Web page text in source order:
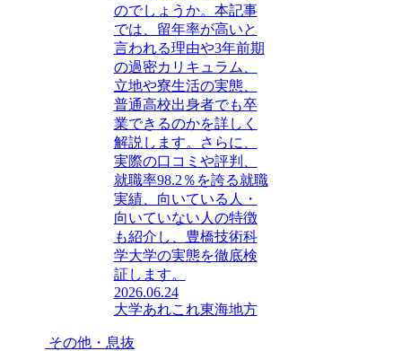
のでしょうか。本記事
では、留年率が高いと
言われる理由や3年前期
の過密カリキュラム、
立地や寮生活の実態、
普通高校出身者でも卒
業できるのかを詳しく
解説します。さらに、
実際の口コミや評判、
就職率98.2％を誇る就職
実績、向いている人・
向いていない人の特徴
も紹介し、豊橋技術科
学大学の実態を徹底検
証します。
2026.06.24
大学あれこれ東海地方
その他・息抜